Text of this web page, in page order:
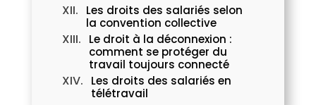
Les droits des salariés selon
la convention collective
Le droit à la déconnexion :
comment se protéger du
travail toujours connecté
Les droits des salariés en
télétravail